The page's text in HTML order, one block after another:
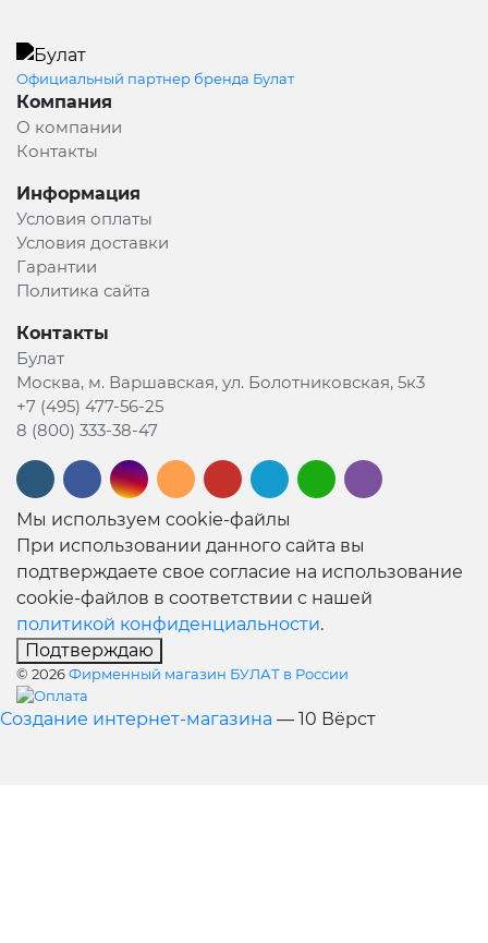
Официальный партнер бренда Булат
Компания
О компании
Контакты
Информация
Условия оплаты
Условия доставки
Гарантии
Политика сайта
Контакты
Булат
Москва, м. Варшавская, ул. Болотниковская, 5к3
+7 (495) 477-56-25
8 (800) 333-38-47
Мы используем cookie-файлы
При использовании данного сайта вы
подтверждаете свое согласие на использование
cookie-файлов в соответствии с нашей
политикой конфиденциальности.
Подтверждаю
© 2026Фирменный магазин БУЛАТ в России
Создание интернет-магазина — 10 Вёрст